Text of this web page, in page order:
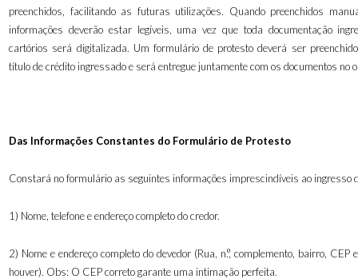
preenchidos, facilitando as futuras utilizações. Quando preenchidos
informações deverão estar legíveis, uma vez que toda documentação
cartórios será digitalizada. Um formulário de protesto deverá ser
título de crédito ingressado e será entregue juntamente com os documentos no
Das Informações Constantes do Formulário de Protesto
Constará no formulário as seguintes informações imprescindíveis ao ingresso
1) Nome, telefone e endereço completo do credor.
2) Nome e endereço completo do devedor (Rua, n.°, complemento, bairro, CEP
houver). Obs: O CEP correto garante uma intimação perfeita.